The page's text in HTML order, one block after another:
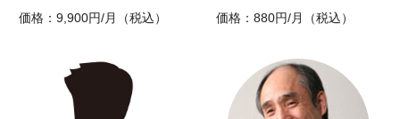
価格：9,900円/月（税込）
価格：880円/月（税込）